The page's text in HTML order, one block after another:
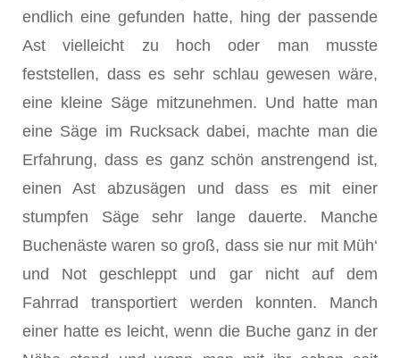
endlich eine gefunden hatte, hing der passende
Ast vielleicht zu hoch oder man musste
feststellen, dass es sehr schlau gewesen wäre,
eine kleine Säge mitzunehmen. Und hatte man
eine Säge im Rucksack dabei, machte man die
Erfahrung, dass es ganz schön anstrengend ist,
einen Ast abzusägen und dass es mit einer
stumpfen Säge sehr lange dauerte. Manche
Buchenäste waren so groß, dass sie nur mit Müh‘
und Not geschleppt und gar nicht auf dem
Fahrrad transportiert werden konnten. Manch
einer hatte es leicht, wenn die Buche ganz in der